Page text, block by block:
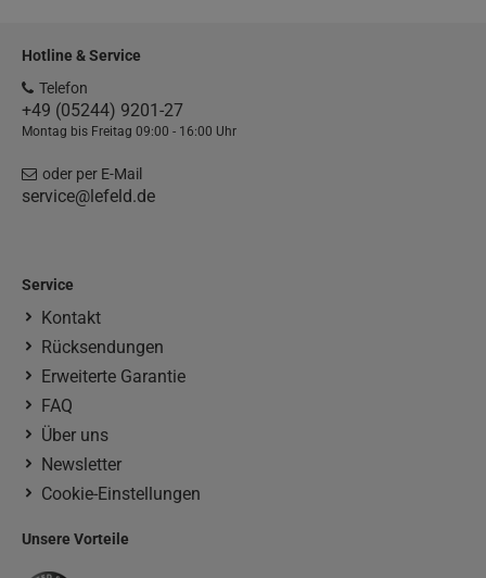
Hotline & Service
Telefon
+49 (05244) 9201-27
Montag bis Freitag 09:00 - 16:00 Uhr
oder per E-Mail
service@lefeld.de
Service
Kontakt
Rücksendungen
Erweiterte Garantie
FAQ
Über uns
Newsletter
Cookie-Einstellungen
Unsere Vorteile